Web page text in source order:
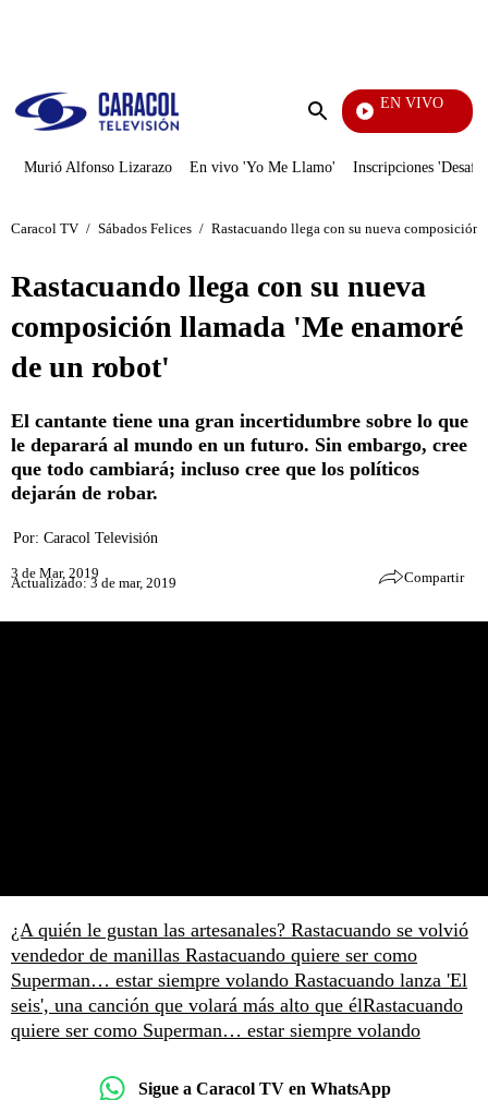
Enviar
EN VIVO
Murió Alfonso Lizarazo En vivo 'Yo Me Llamo' Inscripciones
Caracol TV / Sábados Felices / Rastacuando llega con su nueva composición
Rastacuando llega con su nueva
composición llamada 'Me enamoré
de un robot'
El cantante tiene una gran incertidumbre sobre lo que
le deparará al mundo en un futuro. Sin embargo, cree
que todo cambiará; incluso cree que los políticos
dejarán de robar.
Por: Caracol Televisión
3 de Mar, 2019
Actualizado: 3 de mar, 2019 Compartir
¿A quién le gustan las artesanales? Rastacuando se volvió
vendedor de manillas Rastacuando quiere ser como
Superman… estar siempre volando Rastacuando lanza 'El
seis', una canción que volará más alto que élRastacuando
quiere ser como Superman… estar siempre volando
Sigue a Caracol TV en WhatsApp